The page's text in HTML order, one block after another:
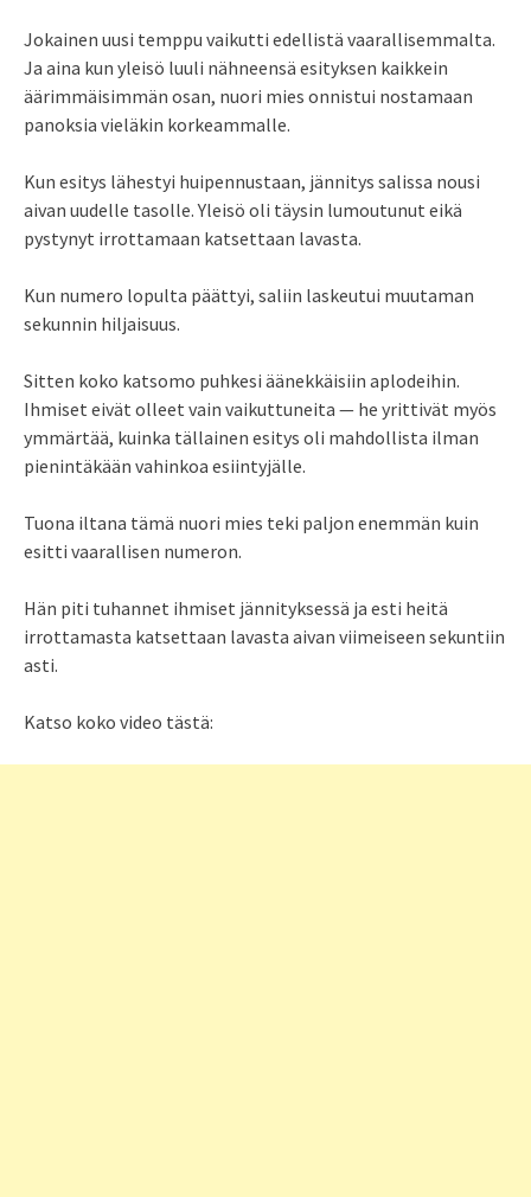
Jokainen uusi temppu vaikutti edellistä vaarallisemmalta.
Ja aina kun yleisö luuli nähneensä esityksen kaikkein
äärimmäisimmän osan, nuori mies onnistui nostamaan
panoksia vieläkin korkeammalle.
Kun esitys lähestyi huipennustaan, jännitys salissa nousi
aivan uudelle tasolle. Yleisö oli täysin lumoutunut eikä
pystynyt irrottamaan katsettaan lavasta.
Kun numero lopulta päättyi, saliin laskeutui muutaman
sekunnin hiljaisuus.
Sitten koko katsomo puhkesi äänekkäisiin aplodeihin.
Ihmiset eivät olleet vain vaikuttuneita — he yrittivät myös
ymmärtää, kuinka tällainen esitys oli mahdollista ilman
pienintäkään vahinkoa esiintyjälle.
Tuona iltana tämä nuori mies teki paljon enemmän kuin
esitti vaarallisen numeron.
Hän piti tuhannet ihmiset jännityksessä ja esti heitä
irrottamasta katsettaan lavasta aivan viimeiseen sekuntiin
asti.
Katso koko video tästä: